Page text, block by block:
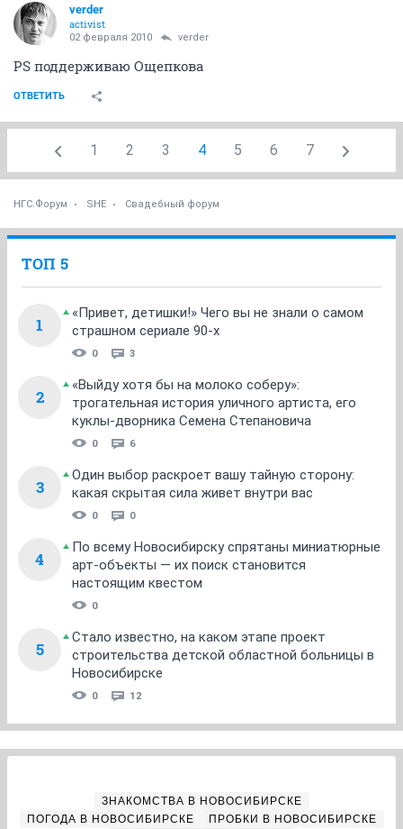
verder
activist
02 февраля 2010 verder
PS поддерживаю Ощепкова
ОТВЕТИТЬ
1 2 3 4 5 6 7
НГС.Форум SHE Свадебный форум
ТОП 5
1
«Привет, детишки!» Чего вы не знали о самом
страшном сериале 90-х
0 3
2
«Выйду хотя бы на молоко соберу»:
трогательная история уличного артиста, его
куклы-дворника Семена Степановича
0 6
3
Один выбор раскроет вашу тайную сторону:
какая скрытая сила живет внутри вас
0 0
4
По всему Новосибирску спрятаны миниатюрные
арт-объекты — их поиск становится
настоящим квестом
0
5
Стало известно, на каком этапе проект
строительства детской областной больницы в
Новосибирске
0 12
ЗНАКОМСТВА В НОВОСИБИРСКЕ
ПОГОДА В НОВОСИБИРСКЕ
ПРОБКИ В НОВОСИБИРСКЕ